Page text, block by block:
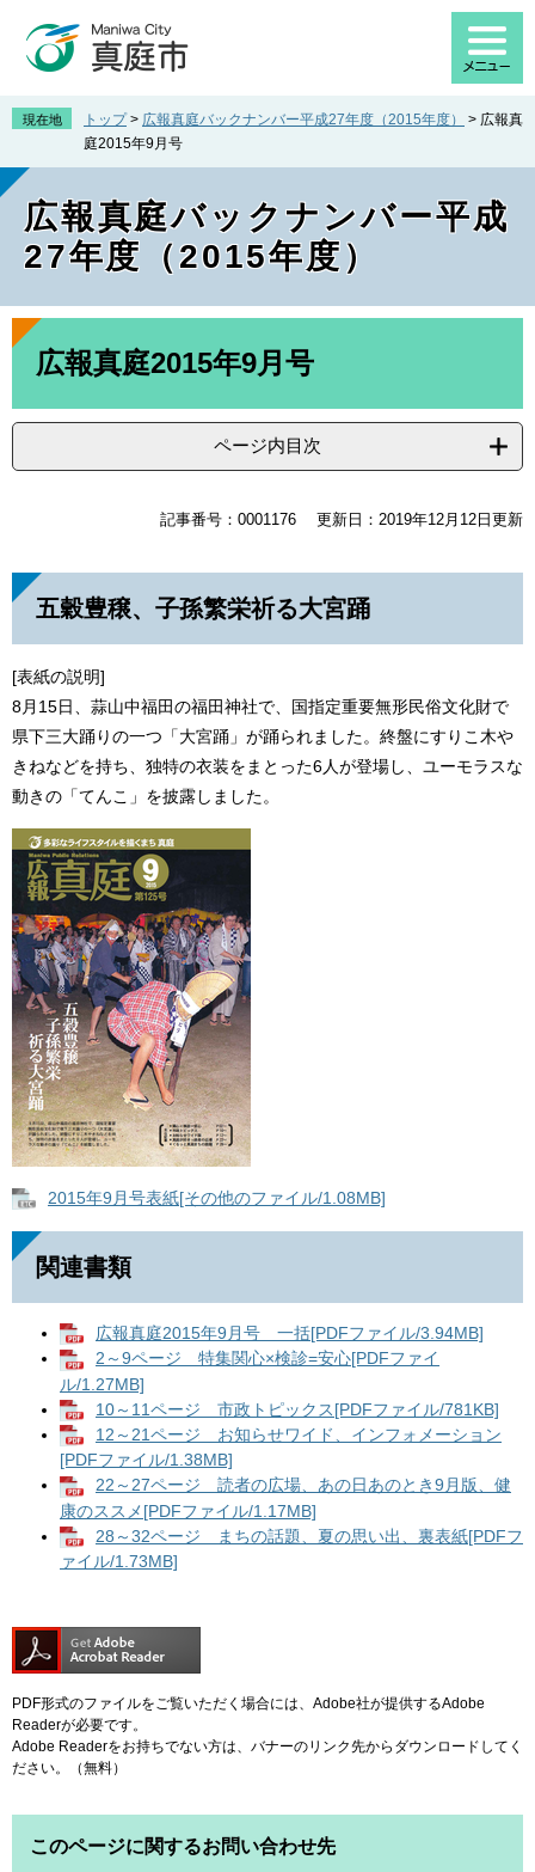
先
す
を
し
現在地 トップ > 広報真庭バックナンバー平成27年度（2015年度） > 広報真
庭2015年9月号
広報真庭バックナンバー平成
27年度（2015年度）
本
広報真庭2015年9月号
ページ内目次
記事番号：0001176 更新日：2019年12月12日更新
五穀豊穣、子孫繁栄祈る大宮踊
[表紙の説明]
8月15日、蒜山中福田の福田神社で、国指定重要無形民俗文化財で
県下三大踊りの一つ「大宮踊」が踊られました。終盤にすりこ木や
きねなどを持ち、独特の衣装をまとった6人が登場し、ユーモラスな
動きの「てんこ」を披露しました。
2015年9月号表紙[その他のファイル/1.08MB]
関連書類
広報真庭2015年9月号 一括[PDFファイル/3.94MB]
2～9ページ 特集関心×検診=安心[PDFファイ
ル/1.27MB]
10～11ページ 市政トピックス[PDFファイル/781KB]
12～21ページ お知らせワイド、インフォメーション
[PDFファイル/1.38MB]
22～27ページ 読者の広場、あの日あのとき9月版、健
康のススメ[PDFファイル/1.17MB]
28～32ページ まちの話題、夏の思い出、裏表紙[PDFフ
ァイル/1.73MB]
PDF形式のファイルをご覧いただく場合には、Adobe社が提供するAdobe
Readerが必要です。
Adobe Readerをお持ちでない方は、バナーのリンク先からダウンロードしてく
ださい。（無料）
このページに関するお問い合わせ先